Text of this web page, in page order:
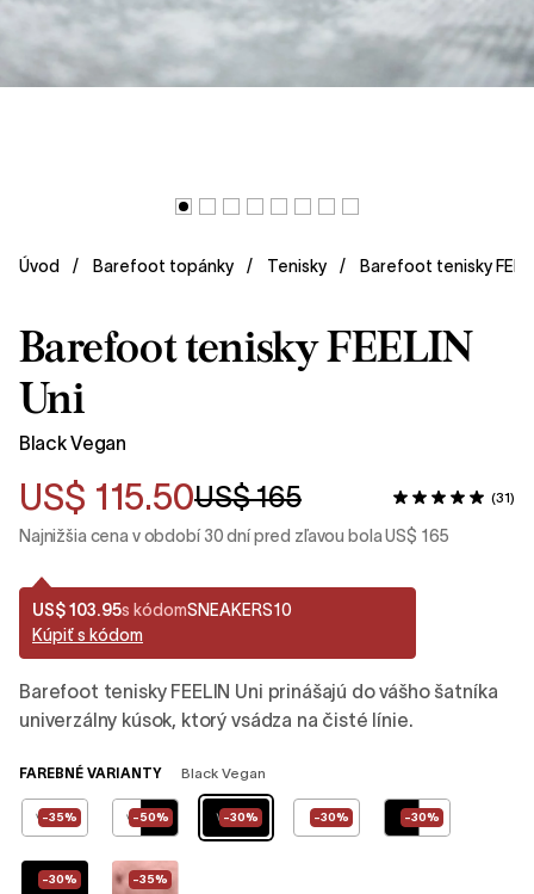
Úvod Barefoot topánky Tenisky Barefoot tenisky
Barefoot tenisky FEELIN
Uni
Black Vegan
US$ 115.50US$ 165 (31)
Najnižšia cena v období 30 dní pred zľavou bola US$ 165
US$ 103.95s kódomSNEAKERS10
Kúpiť s kódom
Barefoot tenisky FEELIN Uni prinášajú do vášho šatníka
univerzálny kúsok, ktorý vsádza na čisté línie.
FAREBNÉ VARIANTY Black Vegan
-35% -50% -30% -30% -30%
-30% -35%